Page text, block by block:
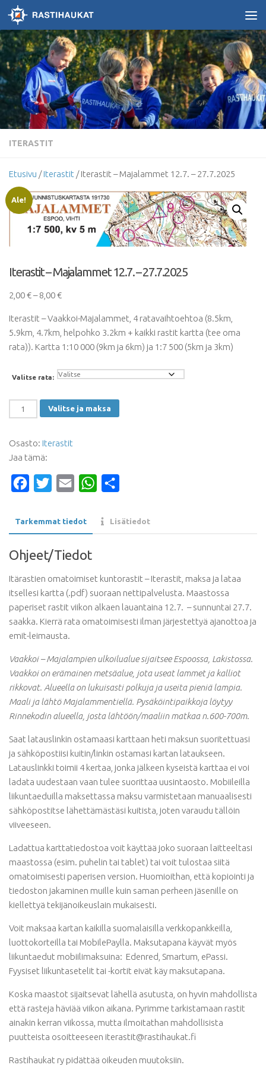
Skip to content
ITERASTIT
Etusivu /Iterastit / Iterastit – Majalammet 12.7. – 27.7.2025
Ale!
Iterastit – Majalammet 12.7. – 27.7.2025
2,00€– 8,00€Hintaluokka:
-
8,00 €
Iterastit – Vaakkoi-Majalammet, 4 ratavaihtoehtoa (8.5km,
5.9km, 4.7km, helpohko 3.2km + kaikki rastit kartta (tee oma
rata)). Kartta 1:10 000 (9km ja 6km) ja 1:7 500 (5km ja 3km)
Valitse rata:
Iterastit
-
12.7.
-
27.7.2025
määrä
Valitse ja maksa
Osasto: Iterastit
Jaa tämä:
FacebookTwitterEmail WhatsApp
Tarkemmat tiedot Lisätiedot
Ohjeet/Tiedot
Itärastien omatoimiset kuntorastit – Iterastit, maksa ja lataa
itsellesi kartta (.pdf) suoraan nettipalvelusta. Maastossa
paperiset rastit viikon alkaen lauantaina 12.7. – sunnuntai 27.7.
saakka. Kierrä rata omatoimisesti ilman järjestettyä ajanottoa ja
emit-leimausta.
Vaakkoi – Majalampien ulkoilualue sijaitsee Espoossa, Lakistossa.
Vaakkoi on erämainen metsäalue, jota useat lammet ja kalliot
rikkovat. Alueella on lukuisasti polkuja ja useita pieniä lampia.
Maali ja lähtö Majalammentiellä. Pysäköintipaikkoja löytyy
Rinnekodin alueella, josta lähtöön/maaliin matkaa n.600-700m.
Saat latauslinkin ostamaasi karttaan heti maksun suoritettuasi
ja sähköpostiisi kuitin/linkin ostamasi kartan lataukseen.
Latauslinkki toimii 4 kertaa, jonka jälkeen kyseistä karttaa ei voi
ladata uudestaan vaan tulee suorittaa uusintaosto. Mobiileilla
liikuntaeduilla maksettassa maksu varmistetaan manuaalisesti
sähköpostitse lähettämästäsi kuitista, joten varaudu tällöin
viiveeseen.
Ladattua karttatiedostoa voit käyttää joko suoraan laitteeltasi
maastossa (esim. puhelin tai tablet) tai voit tulostaa siitä
omatoimisesti paperisen version. Huomioithan, että kopiointi ja
tiedoston jakaminen muille kuin saman perheen jäsenille on
kiellettyä tekijänoikeuslain mukaisesti.
Voit maksaa kartan kaikilla suomalaisilla verkkopankkeilla,
luottokorteilla tai MobilePaylla. Maksutapana käyvät myös
liikuntaedut mobiilimaksuina: Edenred, Smartum, ePassi.
Fyysiset liikuntasetelit tai -kortit eivät käy maksutapana.
Koska maastot sijaitsevat lähellä asutusta, on hyvin mahdollista
että rasteja häviää viikon aikana. Pyrimme tarkistamaan rastit
ainakin kerran viikossa, mutta ilmoitathan mahdollisista
puutteista osoitteeseen iterastit@rastihaukat.fi
Rastihaukat ry pidättää oikeuden muutoksiin.